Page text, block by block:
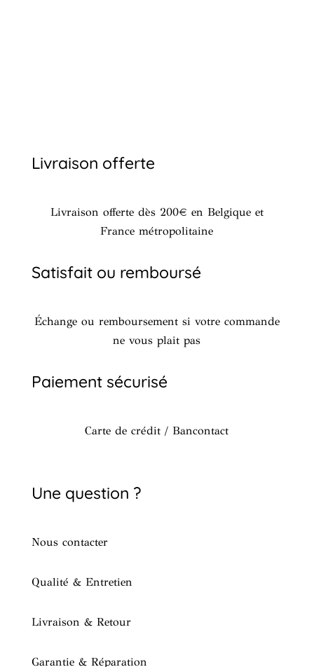
Livraison offerte
Livraison offerte dès 200€ en Belgique et
France métropolitaine
Satisfait ou remboursé
Échange ou remboursement si votre commande
ne vous plait pas
Paiement sécurisé
Carte de crédit / Bancontact
Une question ?
Nous contacter
Qualité & Entretien
Livraison & Retour
Garantie & Réparation